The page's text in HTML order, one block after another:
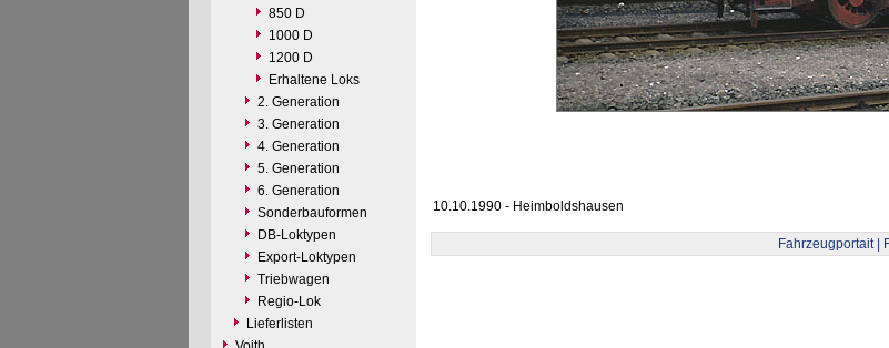
850 D
1000 D
1200 D
Erhaltene Loks
2. Generation
3. Generation
4. Generation
5. Generation
6. Generation
Sonderbauformen
DB-Loktypen
Export-Loktypen
Triebwagen
Regio-Lok
Lieferlisten
10.10.1990 - Heimboldshausen
Fahrzeugportait |